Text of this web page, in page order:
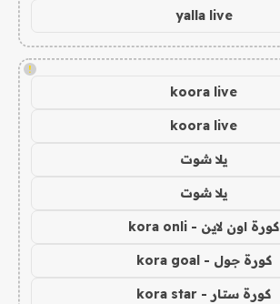
yalla live
!
koora live
koora live
يلا شوت
يلا شوت
كورة اون لاين - kora onli
كورة جول - kora goal
كورة ستار - kora star